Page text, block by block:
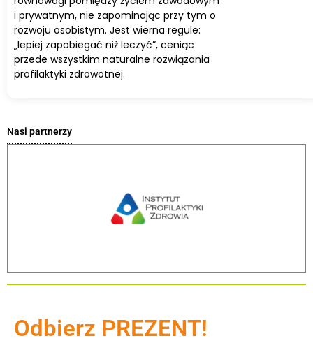
i prywatnym, nie zapominając przy tym o
rozwoju osobistym. Jest wierna regule:
„lepiej zapobiegać niż leczyć”, ceniąc
przede wszystkim naturalne rozwiązania
profilaktyki zdrowotnej.
Nasi partnerzy
Odbierz PREZENT!